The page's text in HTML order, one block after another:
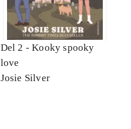
Del 2 -Kooky spooky
love
Josie Silver